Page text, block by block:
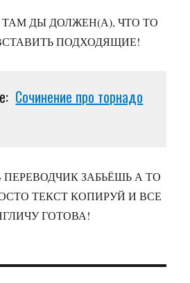
ТАМ ДЫ ДОЛЖЕН(А), ЧТО ТО
ПОДХОДЯЩИЕ!
Сочинение про торнадо
ЗАБЬЁШЬ А ТО
ТЕКСТ КОПИРУЙ И ВСЕ
ГОТОВА!